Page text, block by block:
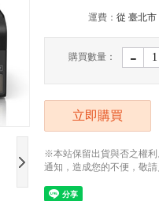
運費： 從 臺北市
購買數量： -
立即購買
※本站保留出貨與否之權利
通知，造成您的不便，敬請